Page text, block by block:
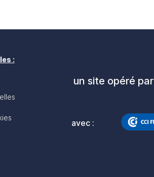
:
un site opéré par
avec :